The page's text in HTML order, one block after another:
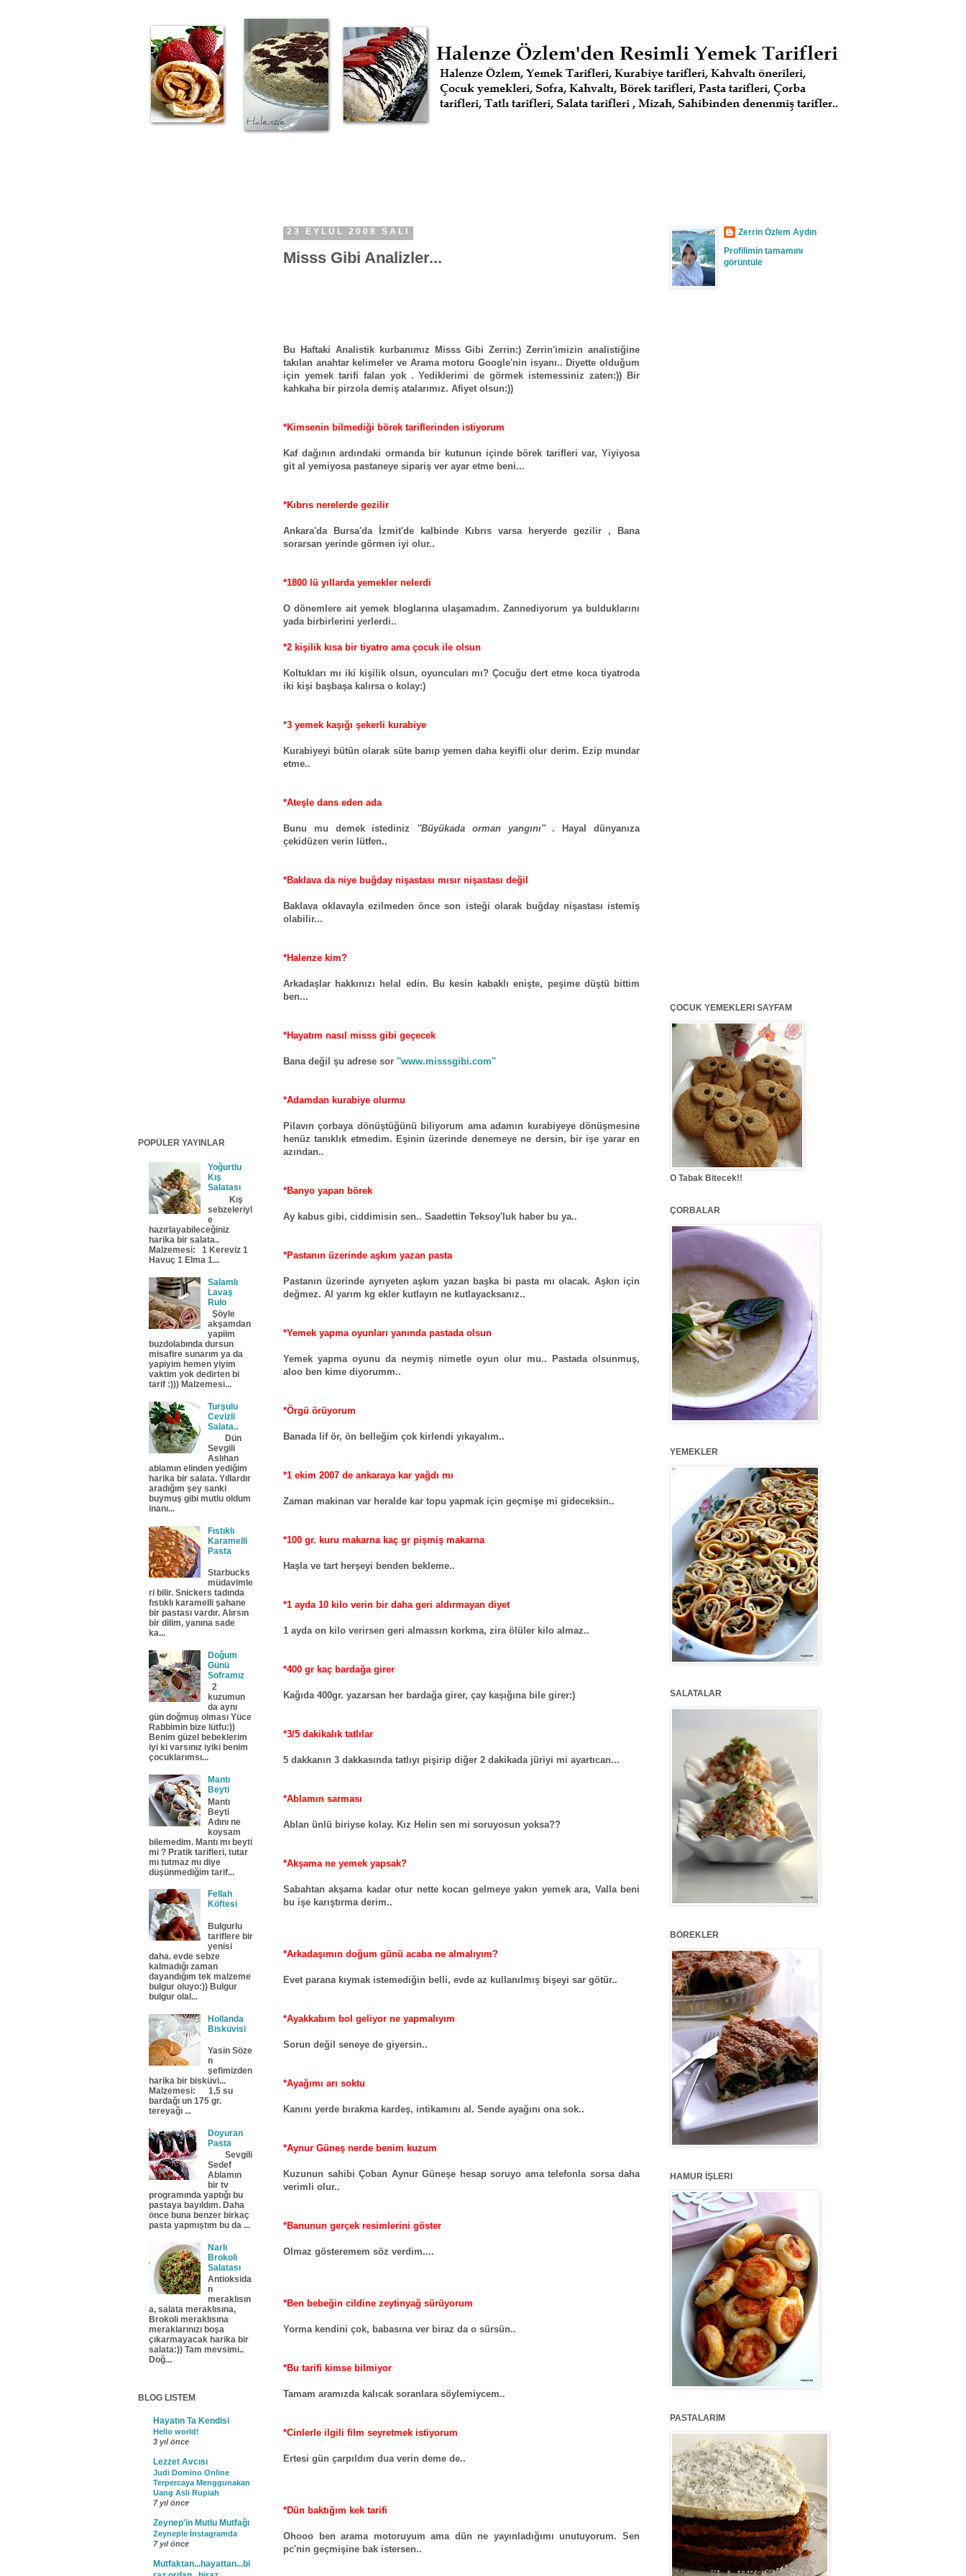
23 EYLÜL 2008 SALI
Misss Gibi Analizler...
Bu Haftaki Analistik kurbanımız Misss Gibi Zerrin:) Zerrin'imizin analistiğine
takılan anahtar kelimeler ve Arama motoru Google'nin isyanı.. Diyette olduğum
için yemek tarifi falan yok . Yediklerimi de görmek istemessiniz zaten:)) Bir
kahkaha bir pirzola demiş atalarımız. Afiyet olsun:))
*Kimsenin bilmediği börek tariflerinden istiyorum
Kaf dağının ardındaki ormanda bir kutunun içinde börek tarifleri var, Yiyiyosa
git al yemiyosa pastaneye sipariş ver ayar etme beni...
*Kıbrıs nerelerde gezilir
Ankara'da Bursa'da İzmit'de kalbinde Kıbrıs varsa heryerde gezilir , Bana
sorarsan yerinde görmen iyi olur..
*1800 lü yıllarda yemekler nelerdi
O dönemlere ait yemek bloglarına ulaşamadım. Zannediyorum ya bulduklarını
yada birbirlerini yerlerdi..
*2 kişilik kısa bir tiyatro ama çocuk ile olsun
Koltukları mı iki kişilik olsun, oyuncuları mı? Çocuğu dert etme koca tiyatroda
iki kişi başbaşa kalırsa o kolay:)
*3 yemek kaşığı şekerli kurabiye
Kurabiyeyi bütün olarak süte banıp yemen daha keyifli olur derim. Ezip mundar
etme..
*Ateşle dans eden ada
Bunu mu demek istediniz ''Büyükada orman yangını''. Hayal dünyanıza
çekidüzen verin lütfen..
*Baklava da niye buğday nişastası mısır nişastası değil
Baklava oklavayla ezilmeden önce son isteği olarak buğday nişastası istemiş
olabilir...
*Halenze kim?
Arkadaşlar hakkınızı helal edin. Bu kesin kabaklı enişte, peşime düştü bittim
ben...
*Hayatım nasıl misss gibi geçecek
Bana değil şu adrese sor ''www.misssgibi.com''
*Adamdan kurabiye olurmu
Pilavın çorbaya dönüştüğünü biliyorum ama adamın kurabiyeye dönüşmesine
henüz tanıklık etmedim. Eşinin üzerinde denemeye ne dersin, bir işe yarar en
azından..
*Banyo yapan börek
Ay kabus gibi, ciddimisin sen.. Saadettin Teksoy'luk haber bu ya..
*Pastanın üzerinde aşkım yazan pasta
Pastanın üzerinde ayrıyeten aşkım yazan başka bi pasta mı olacak. Aşkın için
değmez. Al yarım kg ekler kutlayın ne kutlayacksanız..
*Yemek yapma oyunları yanında pastada olsun
Yemek yapma oyunu da neymiş nimetle oyun olur mu.. Pastada olsunmuş,
aloo ben kime diyorumm..
*Örgü örüyorum
Banada lif ör, ön belleğim çok kirlendi yıkayalım..
*1 ekim 2007 de ankaraya kar yağdı mı
Zaman makinan var heralde kar topu yapmak için geçmişe mi gideceksin..
*100 gr. kuru makarna kaç gr pişmiş makarna
Haşla ve tart herşeyi benden bekleme..
*1 ayda 10 kilo verin bir daha geri aldırmayan diyet
1 ayda on kilo verirsen geri almassın korkma, zira ölüler kilo almaz..
*400 gr kaç bardağa girer
Kağıda 400gr. yazarsan her bardağa girer, çay kaşığına bile girer:)
*3/5 dakikalık tatlılar
5 dakkanın 3 dakkasında tatlıyı pişirip diğer 2 dakikada jüriyi mi ayartıcan...
*Ablamın sarması
Ablan ünlü biriyse kolay. Kız Helin sen mi soruyosun yoksa??
*Akşama ne yemek yapsak?
Sabahtan akşama kadar otur nette kocan gelmeye yakın yemek ara, Valla beni
bu işe karıştırma derim..
*Arkadaşımın doğum günü acaba ne almalıyım?
Evet parana kıymak istemediğin belli, evde az kullanılmış bişeyi sar götür..
*Ayakkabım bol geliyor ne yapmalıyım
Sorun değil seneye de giyersin..
*Ayağımı arı soktu
Kanını yerde bırakma kardeş, intikamını al. Sende ayağını ona sok..
*Aynur Güneş nerde benim kuzum
Kuzunun sahibi Çoban Aynur Güneşe hesap soruyo ama telefonla sorsa daha
verimli olur..
*Banunun gerçek resimlerini göster
Olmaz gösteremem söz verdim....
*Ben bebeğin cildine zeytinyağ sürüyorum
Yorma kendini çok, babasına ver biraz da o sürsün..
*Bu tarifi kimse bilmiyor
Tamam aramızda kalıcak soranlara söylemiycem..
*Cinlerle ilgili film seyretmek istiyorum
Ertesi gün çarpıldım dua verin deme de..
*Dün baktığım kek tarifi
Ohooo ben arama motoruyum ama dün ne yayınladığımı unutuyorum. Sen
pc'nin geçmişine bak istersen..
POPÜLER YAYINLAR
Yoğurtlu
Kış
Salatası
Kış
sebzeleriyl
e
hazırlayabileceğiniz
harika bir salata..
Malzemesi: 1 Kereviz 1
Havuç 1 Elma 1...
Salamlı
Lavaş
Rulo
Şöyle
akşamdan
yapiim
buzdolabında dursun
misafire sunarım ya da
yapiyim hemen yiyim
vaktim yok dedirten bi
tarif :))) Malzemesi...
Turşulu
Cevizli
Salata..
Dün
Sevgili
Aslıhan
ablamın elinden yediğim
harika bir salata. Yıllardır
aradığım şey sanki
buymuş gibi mutlu oldum
inanı...
Fıstıklı
Karamelli
Pasta
Starbucks
müdavimle
ri bilir. Snickers tadında
fıstıklı karamelli şahane
bir pastası vardır. Alırsın
bir dilim, yanına sade
ka...
Doğum
Günü
Soframız
2
kuzumun
da aynı
gün doğmuş olması Yüce
Rabbimin bize lütfu:))
Benim güzel bebeklerim
iyi ki varsınız iyiki benim
çocuklarımsı...
Mantı
Beyti
Mantı
Beyti
Adını ne
koysam
bilemedim. Mantı mı beyti
mi ? Pratik tarifleri, tutar
mı tutmaz mı diye
düşünmediğim tarif...
Fellah
Köftesi
Bulgurlu
tariflere bir
yenisi
daha. evde sebze
kalmadığı zaman
dayandığım tek malzeme
bulgur oluyo:)) Bulgur
bulgur olal...
Hollanda
Bisküvisi
Yasin Söze
n
şefimizden
harika bir bisküvi...
Malzemesi: 1,5 su
bardağı un 175 gr.
tereyağı ...
Doyuran
Pasta
Sevgili
Sedef
Ablamın
bir tv
programında yaptığı bu
pastaya bayıldım. Daha
önce buna benzer birkaç
pasta yapmıştım bu da ...
Narlı
Brokoli
Salatası
Antioksida
n
meraklısın
a, salata meraklısına,
Brokoli meraklısına
meraklarınızı boşa
çıkarmayacak harika bir
salata:)) Tam mevsimi..
Doğ...
BLOG LISTEM
Hayatın Ta Kendisi
Hello world!
3 yıl önce
Lezzet Avcısı
Judi Domino Online
Terpercaya Menggunakan
Uang Asli Rupiah
7 yıl önce
Zeynep'in Mutlu Mutfağı
Zeyneple İnstagramda
7 yıl önce
Mutfaktan...hayattan...bi
Zerrin Özlem Aydın
Profilimin tamamını
görüntüle
ÇOCUK YEMEKLERI SAYFAM
O Tabak Bitecek!!
ÇORBALAR
YEMEKLER
SALATALAR
BÖREKLER
HAMUR İŞLERI
PASTALARIM